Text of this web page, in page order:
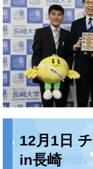
12月1日
in長崎